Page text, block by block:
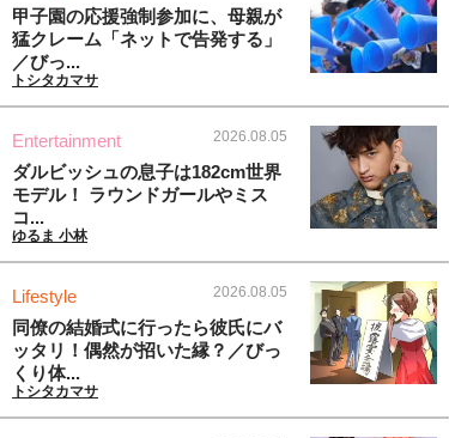
甲子園の応援強制参加に、母親が
猛クレーム「ネットで告発する」
／びっ...
トシタカマサ
Entertainment 2026.08.05
ダルビッシュの息子は182cm世界
モデル！ ラウンドガールやミス
コ...
ゆるま 小林
Lifestyle 2026.08.05
同僚の結婚式に行ったら彼氏にバ
ッタリ！偶然が招いた縁？／びっ
くり体...
トシタカマサ